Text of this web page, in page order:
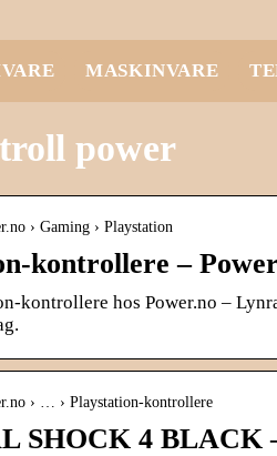
MASKINVARE
power
› Gaming › Playstation
kontrollere –
kontrollere hos Power.no –
› … › Playstation-kontrollere
SHOCK 4 BLACK